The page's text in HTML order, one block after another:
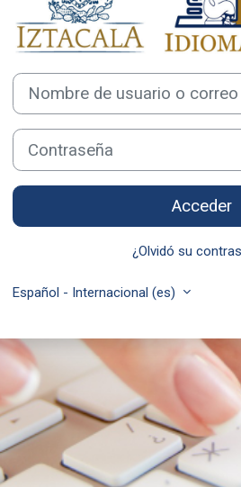
Nombre de usuario o correo
Contraseña
Acceder
¿Olvidó su
Español - Internacional ‎(es)‎